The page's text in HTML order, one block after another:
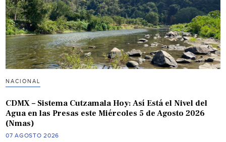
NACIONAL
CDMX – Sistema Cutzamala Hoy: Así Está el Nivel del
Agua en las Presas este Miércoles 5 de Agosto 2026
(Nmas)
07 AGOSTO 2026